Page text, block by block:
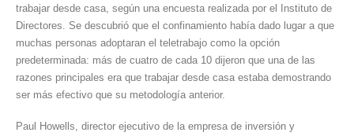
trabajar desde casa, según una encuesta realizada por el Instituto de
Directores. Se descubrió que el confinamiento había dado lugar a que
muchas personas adoptaran el teletrabajo como la opción
predeterminada: más de cuatro de cada 10 dijeron que una de las
razones principales era que trabajar desde casa estaba demostrando
ser más efectivo que su metodología anterior.
Paul Howells, director ejecutivo de la empresa de inversión y